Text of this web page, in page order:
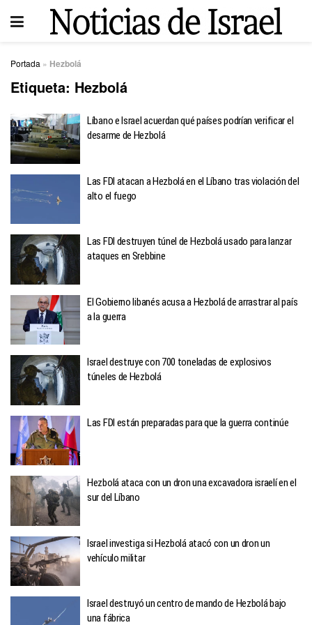
Portada » Hezbolá
Etiqueta: Hezbolá
Líbano e Israel acuerdan qué países podrían verificar el
desarme de Hezbolá
Las FDI atacan a Hezbolá en el Líbano tras violación del
alto el fuego
Las FDI destruyen túnel de Hezbolá usado para lanzar
ataques en Srebbine
El Gobierno libanés acusa a Hezbolá de arrastrar al país
a la guerra
Israel destruye con 700 toneladas de explosivos
túneles de Hezbolá
Las FDI están preparadas para que la guerra continúe
Hezbolá ataca con un dron una excavadora israelí en el
sur del Líbano
Israel investiga si Hezbolá atacó con un dron un
vehículo militar
Israel destruyó un centro de mando de Hezbolá bajo
una fábrica